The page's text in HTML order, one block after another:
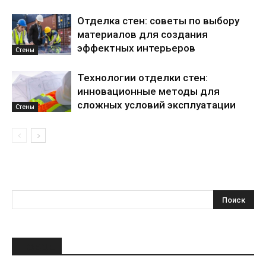
Стены
Отделка стен: советы по выбору
материалов для создания
эффектных интерьеров
Стены
Технологии отделки стен:
инновационные методы для
сложных условий эксплуатации